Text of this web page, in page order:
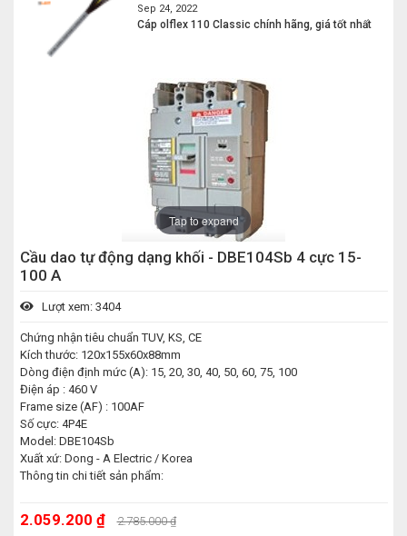
Sep 24, 2022
Cáp olflex 110 Classic chính hãng, giá tốt nhất
Tap to expand
Cầu dao tự động dạng khối - DBE104Sb 4 cực 15-
100 A
Lượt xem: 3404
Chứng nhận tiêu chuẩn TUV, KS, CE
Kích thước: 120x155x60x88mm
Dòng điện định mức (A): 15, 20, 30, 40, 50, 60, 75, 100
Điện áp : 460 V
Frame size (AF) : 100AF
Số cực: 4P4E
Model: DBE104Sb
Xuất xứ: Dong - A Electric / Korea
Thông tin chi tiết sản phẩm:
2.059.200 ₫ 2.785.000 ₫